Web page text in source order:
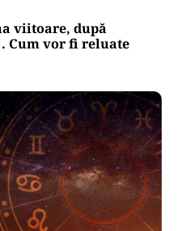
viitoare, după
Cum vor fi reluate